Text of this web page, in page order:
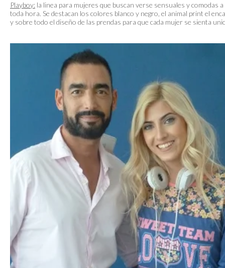
Playboy: la linea para mujeres que buscan verse sensuales y comodas a
toda hora. Se destacan los colores blanco y negro, el animal print el
y sobre todo el diseño de las prendas para que cada mujer se sienta